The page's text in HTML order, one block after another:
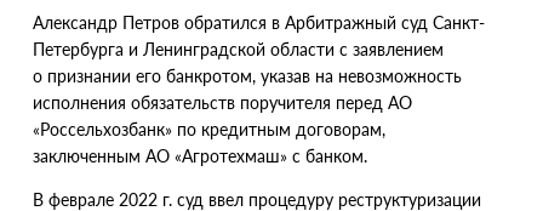
Александр Петров обратился в Арбитражный суд Санкт-
Петербурга и Ленинградской области с заявлением
о признании его банкротом, указав на невозможность
исполнения обязательств поручителя перед АО
«Россельхозбанк» по кредитным договорам,
заключенным АО «Агротехмаш» с банком.
В феврале 2022 г. суд ввел процедуру реструктуризации